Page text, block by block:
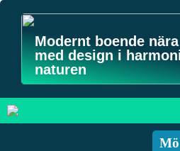
Modernt boende
med design i
naturen